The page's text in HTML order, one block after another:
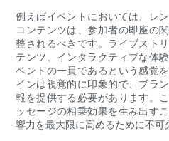
例えばイベントにおいては、レ
コンテンツは、参加者の即座の
整されるべきです。ライブスト
テンツ、インタラクティブな体
ベントの一員であるという感覚
インは視覚的に印象的で、ブラ
報を提供する必要があります。
ッセージの相乗効果を生み出す
響力を最大限に高めるために不可